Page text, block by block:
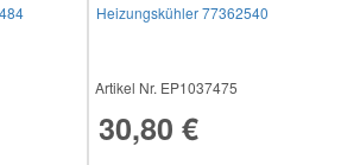
Heizungskühler 77362540
Artikel Nr. EP1037475
30,80 €